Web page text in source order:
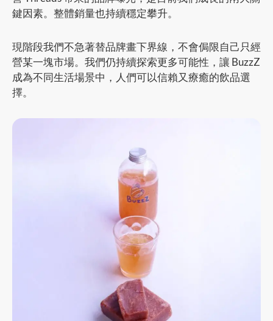
鍵因素。整體銷量也持續穩定攀升。
現階段我們不急著替品牌畫下界線，不會侷限自己只經
營某一塊市場。我們仍持續探索更多可能性，讓 BuzzZ
成為不同生活場景中，人們可以信賴又療癒的飲品選
擇。